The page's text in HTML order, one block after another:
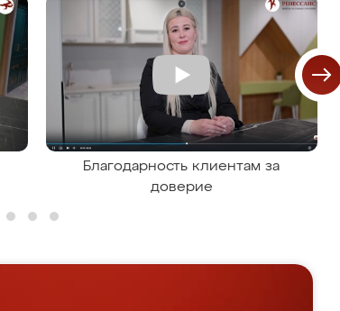
Благодарность клиентам за
доверие